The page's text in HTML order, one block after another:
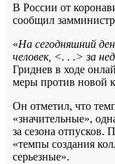
В России от
сообщил
«На сегодняшний
человек, <. . .> за
Гриднев в ходе
меры против новой
Он отметил, что
«значительные»,
за сезона отпусков.
«темпы создания
серьезные».